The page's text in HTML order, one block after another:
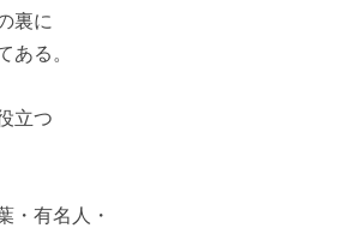
裏に
る。
立つ
・有名人・